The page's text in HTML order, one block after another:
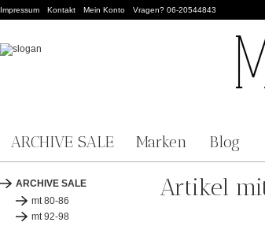
Impressum Kontakt Mein Konto Vragen? 06-20544843
ARCHIVE SALE Marken Blog
ARCHIVE SALE
mt 80-86
mt 92-98
Artikel